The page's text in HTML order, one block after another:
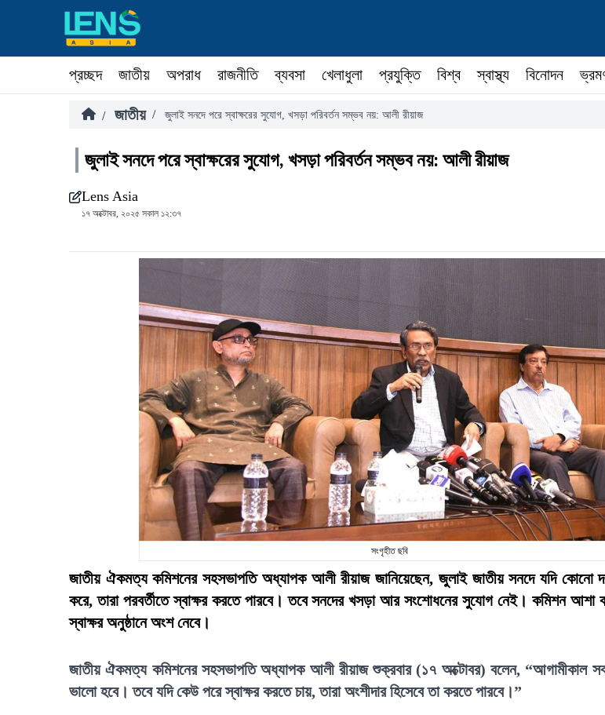
প্রচ্ছদ জাতীয় অপরাধ রাজনীতি ব্যবসা খেলাধুলা প্রযুক্তি বিশ্ব স্বাস্থ্য বিনোদন
/ জাতীয় / জুলাই সনদে পরে স্বাক্ষরের সুযোগ, খসড়া পরিবর্তন সম্ভব নয়: আলী রীয়াজ
জুলাই সনদে পরে স্বাক্ষরের সুযোগ, খসড়া পরিবর্তন সম্ভব নয়: আলী রীয়াজ
Lens Asia
১৭ অক্টোবর, ২০২৫ সকাল ১২:৩৭
সংগৃহীত ছবি
জাতীয় ঐকমত্য কমিশনের সহসভাপতি অধ্যাপক আলী রীয়াজ জানিয়েছেন, জুলাই জাতীয় সনদে যদি কোনো
করে, তারা পরবর্তীতে স্বাক্ষর করতে পারবে। তবে সনদের খসড়া আর সংশোধনের সুযোগ নেই। কমিশন
স্বাক্ষর অনুষ্ঠানে অংশ নেবে।
জাতীয় ঐকমত্য কমিশনের সহসভাপতি অধ্যাপক আলী রীয়াজ শুক্রবার (১৭ অক্টোবর) বলেন, “আগামীকাল সব
ভালো হবে। তবে যদি কেউ পরে স্বাক্ষর করতে চায়, তারা অংশীদার হিসেবে তা করতে পারবে।”